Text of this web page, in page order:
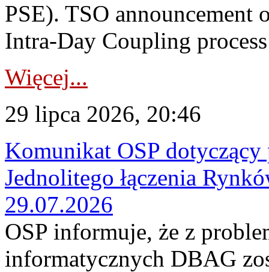
PSE). TSO announcement
Intra-Day Coupling
Więcej...
29 lipca 2026, 20:46
Komunikat OSP
Jednolitego łączenia
29.07.2026
OSP informuje, że z
informatycznych DBAG